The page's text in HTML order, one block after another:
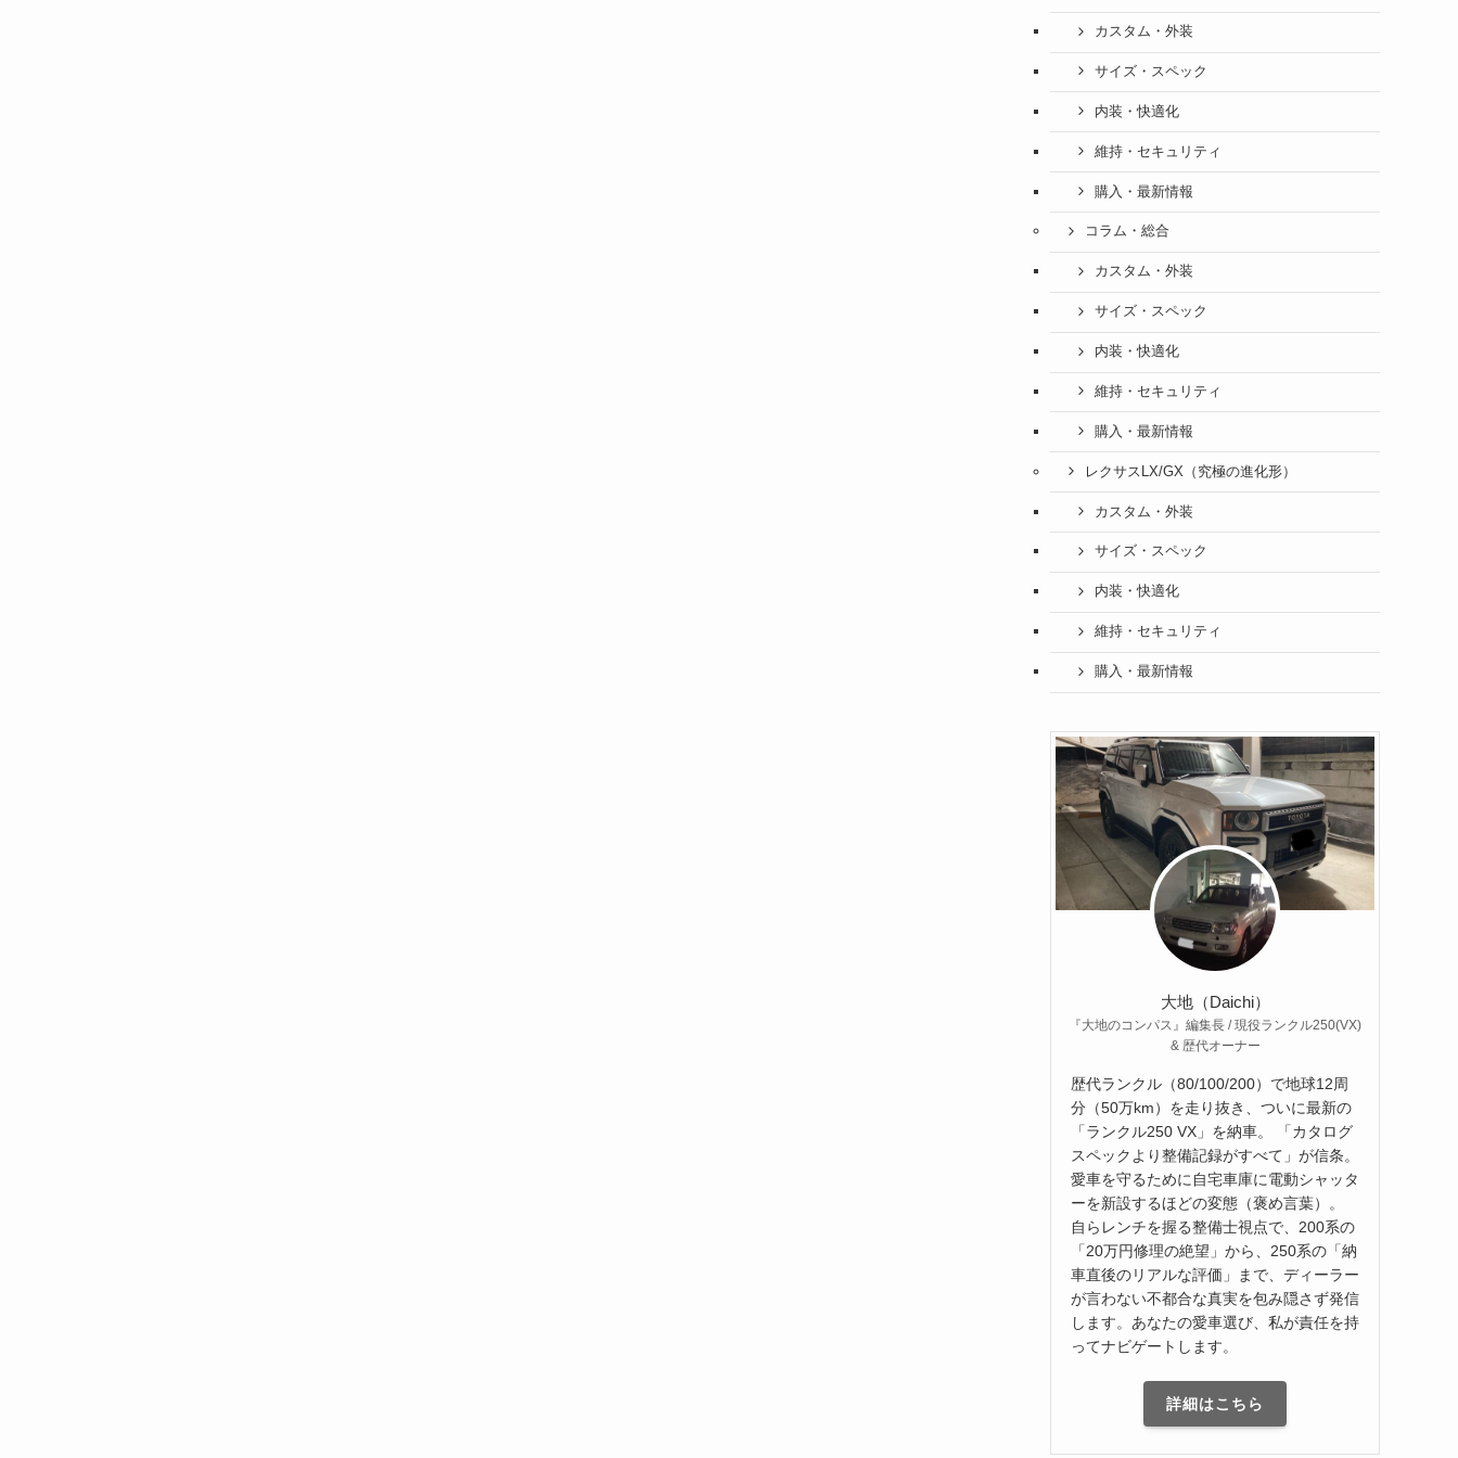
カスタム・外装
サイズ・スペック
内装・快適化
維持・セキュリティ
購入・最新情報
コラム・総合
カスタム・外装
サイズ・スペック
内装・快適化
維持・セキュリティ
購入・最新情報
レクサスLX/GX（究極の進化形）
カスタム・外装
サイズ・スペック
内装・快適化
維持・セキュリティ
購入・最新情報
大地（Daichi）
『大地のコンパス』編集長 / 現役ランクル250(VX)
& 歴代オーナー
歴代ランクル（80/100/200）で地球12周
分（50万km）を走り抜き、ついに最新の
「ランクル250 VX」を納車。 「カタログ
スペックより整備記録がすべて」が信条。
愛車を守るために自宅車庫に電動シャッタ
ーを新設するほどの変態（褒め言葉）。
自らレンチを握る整備士視点で、200系の
「20万円修理の絶望」から、250系の「納
車直後のリアルな評価」まで、ディーラー
が言わない不都合な真実を包み隠さず発信
します。あなたの愛車選び、私が責任を持
ってナビゲートします。
詳細はこちら